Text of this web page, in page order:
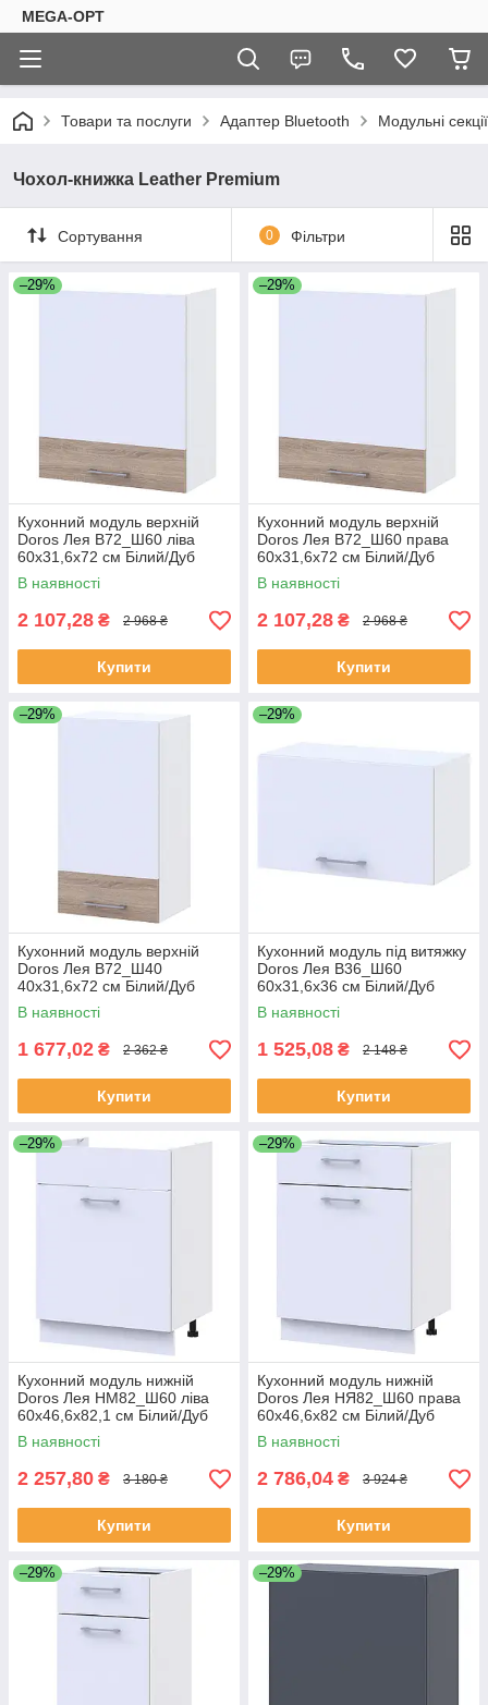
MEGA-OPT
Товари та послуги Адаптер Bluetooth Модульні секції
Чохол-книжка Leather Premium
Сортування 0 Фільтри
–29%
Кухонний модуль верхній
Doros Лея В72_Ш60 ліва
60х31,6х72 см Білий/Дуб
сонома (DRS-011360)
В наявності
2 107,28 ₴ 2 968 ₴
Купити
–29%
Кухонний модуль верхній
Doros Лея В72_Ш60 права
60х31,6х72 см Білий/Дуб
сонома (DRS-011361)
В наявності
2 107,28 ₴ 2 968 ₴
Купити
–29%
Кухонний модуль верхній
Doros Лея В72_Ш40
40х31,6х72 см Білий/Дуб
сонома (DRS-011362)
В наявності
1 677,02 ₴ 2 362 ₴
Купити
–29%
Кухонний модуль під витяжку
Doros Лея В36_Ш60
60х31,6х36 см Білий/Дуб
сонома (DRS-011363)
В наявності
1 525,08 ₴ 2 148 ₴
Купити
–29%
Кухонний модуль нижній
Doros Лея НМ82_Ш60 ліва
60х46,6х82,1 см Білий/Дуб
сонома (DRS-011364)
В наявності
2 257,80 ₴ 3 180 ₴
Купити
–29%
Кухонний модуль нижній
Doros Лея НЯ82_Ш60 права
60х46,6х82 см Білий/Дуб
сонома (DRS-011365)
В наявності
2 786,04 ₴ 3 924 ₴
Купити
–29% –29%